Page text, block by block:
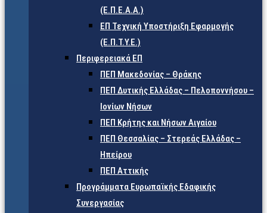
(Ε.Π.Ε.Α.Α.)
ΕΠ Τεχνική Υποστήριξη Εφαρμογής
(Ε.Π.Τ.Υ.Ε.)
Περιφερειακά ΕΠ
ΠΕΠ Μακεδονίας – Θράκης
ΠΕΠ Δυτικής Ελλάδας – Πελοποννήσου –
Ιονίων Νήσων
ΠΕΠ Κρήτης και Νήσων Αιγαίου
ΠΕΠ Θεσσαλίας – Στερεάς Ελλάδας –
Ηπείρου
ΠΕΠ Αττικής
Προγράμματα Ευρωπαϊκής Εδαφικής
Συνεργασίας